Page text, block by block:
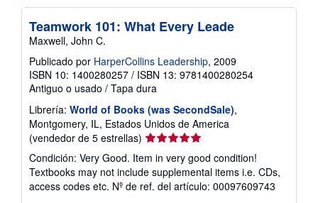
f
s
e
n
v
Teamwork 101: What Every Leade
Maxwell, John C.
Publicado por HarperCollins Leadership, 2009
ISBN 10: 1400280257 / ISBN 13: 9781400280254
Antiguo o usado / Tapa dura
Librería: World of Books (was SecondSale),
Montgomery, IL, Estados Unidos de America
(vendedor de 5 estrellas) Calificación
vendedor:
5
de
Condición: Very Good. Item in very good condition!
Textbooks may not include supplemental items i.e. CDs,
access codes etc. Nº de ref. del artículo: 00097609743